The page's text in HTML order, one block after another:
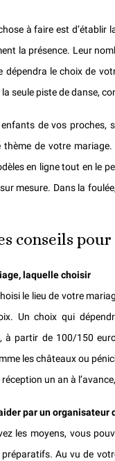
à faire est d’établir
la présence. Leur
dépendra le choix de
seule piste de danse,
de vos proches,
thème de votre
en ligne tout en le
mesure. Dans la
conseils
laquelle choisir
le lieu de votre
Un choix qui
à partir de 100/150
les châteaux ou
un an à
par un organisateur
les moyens, vous
Au vu de